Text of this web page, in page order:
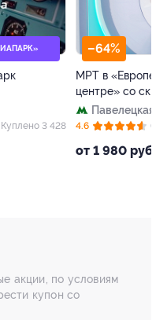
Куплено 3 428
–64%
МРТ в
центре» со
Павелецкая
от 1 980 руб.
4.6 (73)
акции, по условиям
купон со